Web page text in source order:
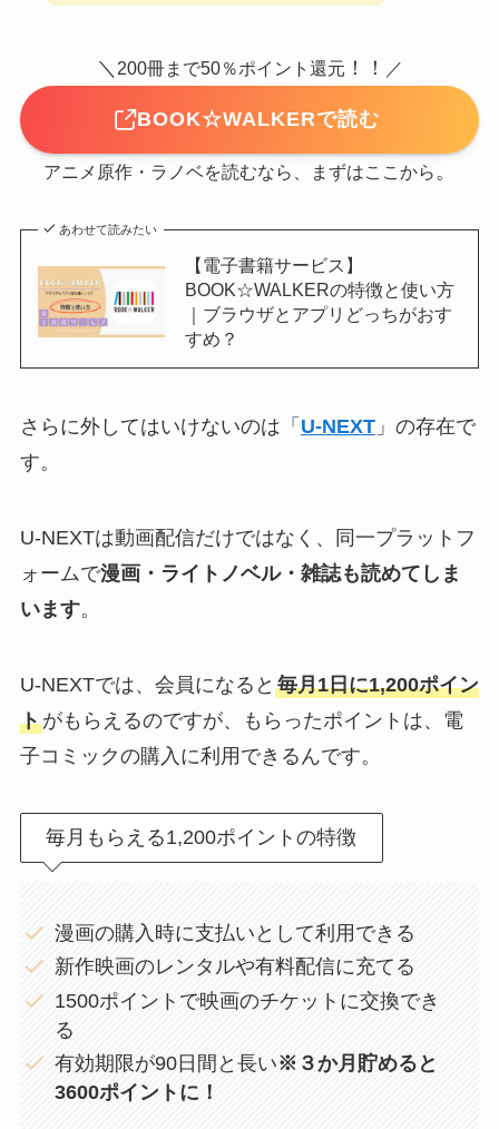
＼ 200冊まで50％ポイント還元 ！！ ／
BOOK☆WALKERで読む
アニメ原作・ラノベを読むなら、まずはここから。
あわせて読みたい
【電子書籍サービス】
BOOK☆WALKERの特徴と使い方
｜ブラウザとアプリどっちがおす
すめ？
さらに外してはいけないのは「 U-NEXT」の存在で
す。
U-NEXTは動画配信だけではなく、同一プラットフ
ォームで漫画・ライトノベル・雑誌も読めてしま
います。
U-NEXTでは、会員になると 毎月1日に1,200ポイン
トがもらえるのですが、もらったポイントは、電
子コミックの購入に利用できるんです。
毎月もらえる1,200ポイントの特徴
漫画の購入時に支払いとして利用できる
新作映画のレンタルや有料配信に充てる
1500ポイントで映画のチケットに交換でき
る
有効期限が90日間と長い※３か月貯めると
3600ポイントに！